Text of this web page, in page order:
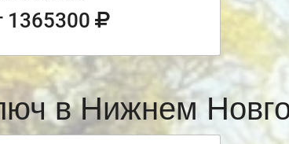
1365300
в Нижнем